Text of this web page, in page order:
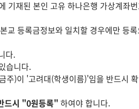
기재된 본인 고유 하나은행 가상계좌
등록금정보와 일치할 경우에만 등
다.
습니다.
주)이 '고려대(학생이름)'임을 반드시
드시 "0원등록" 하여야 합니다.